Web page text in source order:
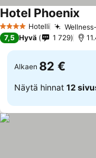
4 Tähtiluokitus
Hotelli
Hotel Phoenix
7,5 Hyvä 1 729
Alkaen 82 €
Näytä hinnat 12